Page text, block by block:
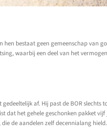
bestaat geen gemeenschap
waarbij een deel van het
af. Hij past de BOR
het gehele geschonken pakket
de aandelen zelf decennialang hield.